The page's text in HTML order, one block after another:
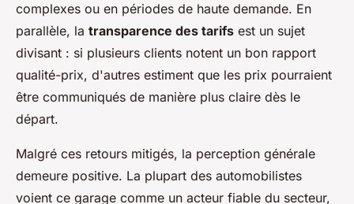
complexes ou en périodes de haute demande. En
parallèle, la transparence des tarifs est un sujet
divisant : si plusieurs clients notent un bon rapport
qualité-prix, d'autres estiment que les prix pourraient
être communiqués de manière plus claire dès le
départ.
Malgré ces retours mitigés, la perception générale
demeure positive. La plupart des automobilistes
voient ce garage comme un acteur fiable du secteur,